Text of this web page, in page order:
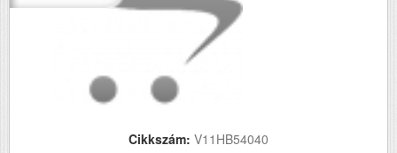
Cikkszám: V11HB54040